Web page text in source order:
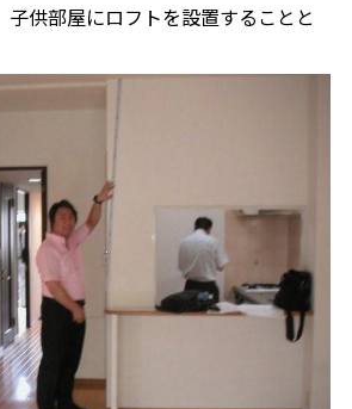
子供部屋にロフトを設置することと